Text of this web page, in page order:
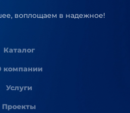
воплощаем в надежное!
Каталог
компании
Услуги
Проекты